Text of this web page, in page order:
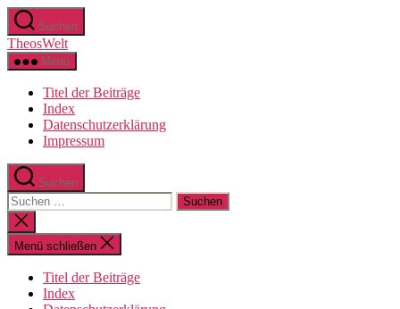
Zum
Inhalt
springen
Suchen
TheosWelt
Menü
Titel der Beiträge
Index
Datenschutzerklärung
Impressum
Suchen
Suchen
nach:
Suche
schließen
Menü schließen
Titel der Beiträge
Index